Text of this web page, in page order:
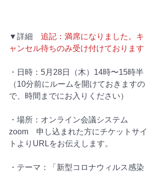
▼詳細 追記：満席になりました。キ
ャンセル待ちのみ受け付けております
・日時：5月28日（木）14時〜15時半
（10分前にルームを開けておきますの
で、時間までにお入りください）
・場所：オンライン会議システム
zoom　申し込まれた方にチケットサイ
トよりURLをお伝えします。
・テーマ：「新型コロナウィルス感染